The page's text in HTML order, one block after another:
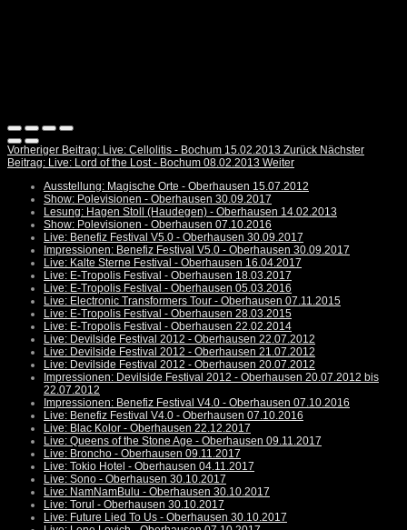
Vorheriger Beitrag: Live: Cellolitis - Bochum 15.02.2013 Zurück Nächster
Beitrag: Live: Lord of the Lost - Bochum 08.02.2013 Weiter
Ausstellung: Magische Orte - Oberhausen 15.07.2012
Show: Polevisionen - Oberhausen 30.09.2017
Lesung: Hagen Stoll (Haudegen) - Oberhausen 14.02.2013
Show: Polevisionen - Oberhausen 07.10.2016
Live: Benefiz Festival V5.0 - Oberhausen 30.09.2017
Impressionen: Benefiz Festival V5.0 - Oberhausen 30.09.2017
Live: Kalte Sterne Festival - Oberhausen 16.04.2017
Live: E-Tropolis Festival - Oberhausen 18.03.2017
Live: E-Tropolis Festival - Oberhausen 05.03.2016
Live: Electronic Transformers Tour - Oberhausen 07.11.2015
Live: E-Tropolis Festival - Oberhausen 28.03.2015
Live: E-Tropolis Festival - Oberhausen 22.02.2014
Live: Devilside Festival 2012 - Oberhausen 22.07.2012
Live: Devilside Festival 2012 - Oberhausen 21.07.2012
Live: Devilside Festival 2012 - Oberhausen 20.07.2012
Impressionen: Devilside Festival 2012 - Oberhausen 20.07.2012 bis
22.07.2012
Impressionen: Benefiz Festival V4.0 - Oberhausen 07.10.2016
Live: Benefiz Festival V4.0 - Oberhausen 07.10.2016
Live: Blac Kolor - Oberhausen 22.12.2017
Live: Queens of the Stone Age - Oberhausen 09.11.2017
Live: Broncho - Oberhausen 09.11.2017
Live: Tokio Hotel - Oberhausen 04.11.2017
Live: Sono - Oberhausen 30.10.2017
Live: NamNamBulu - Oberhausen 30.10.2017
Live: Torul - Oberhausen 30.10.2017
Live: Future Lied To Us - Oberhausen 30.10.2017